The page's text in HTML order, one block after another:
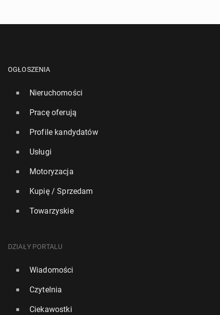
OGŁOSZENIA
Nieruchomości
Pracę oferują
Profile kandydatów
Usługi
Motoryzacja
Kupię / Sprzedam
Towarzyskie
DZIAŁY PORTALU
Wiadomości
Czytelnia
Ciekawostki